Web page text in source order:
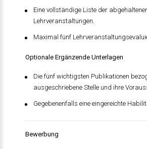
Eine vollständige Liste der
Lehrveranstaltungen.
Maximal fünf
Optionale Ergänzende Unterlagen
Die fünf wichtigsten Publikationen
ausgeschriebene Stelle und ihre
Gegebenenfalls eine eingereichte
Bewerbung